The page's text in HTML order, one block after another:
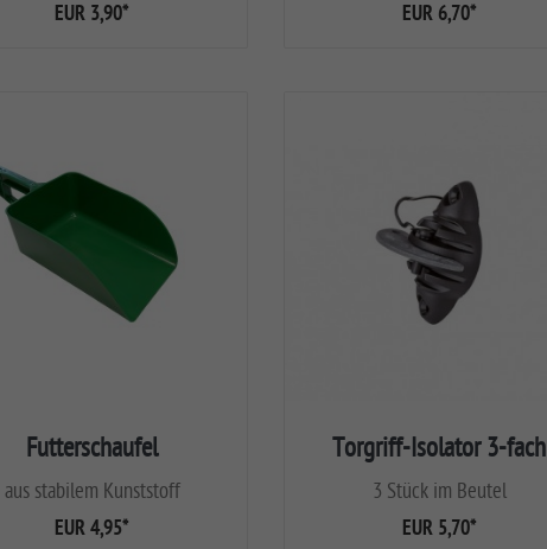
EUR 3,90* EUR 6,70*
Futterschaufel
aus stabilem Kunststoff
EUR 4,95*
Torgriff-Isolator 3-fach
3 Stück im Beutel
EUR 5,70*